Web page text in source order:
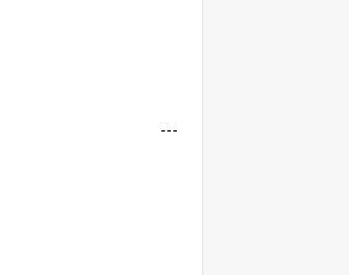
---